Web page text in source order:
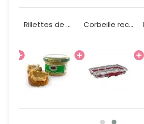
Rillettes de saumon 90g Corbeille rectangle osier et bois coloris gris avec raphia rouge petit modèle